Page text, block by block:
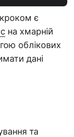
є
на хмарній
облікових
дані
та